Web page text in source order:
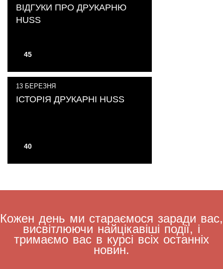
45
ВІДГУКИ ПРО ДРУКАРНЮ
HUSS
40
13 БЕРЕЗНЯ
ІСТОРІЯ ДРУКАРНІ HUSS
Кожен день ми стараємося заради вас,
висвітлюючи найцікавіші події, і
тримаємо вас в курсі всіх останніх
новин.